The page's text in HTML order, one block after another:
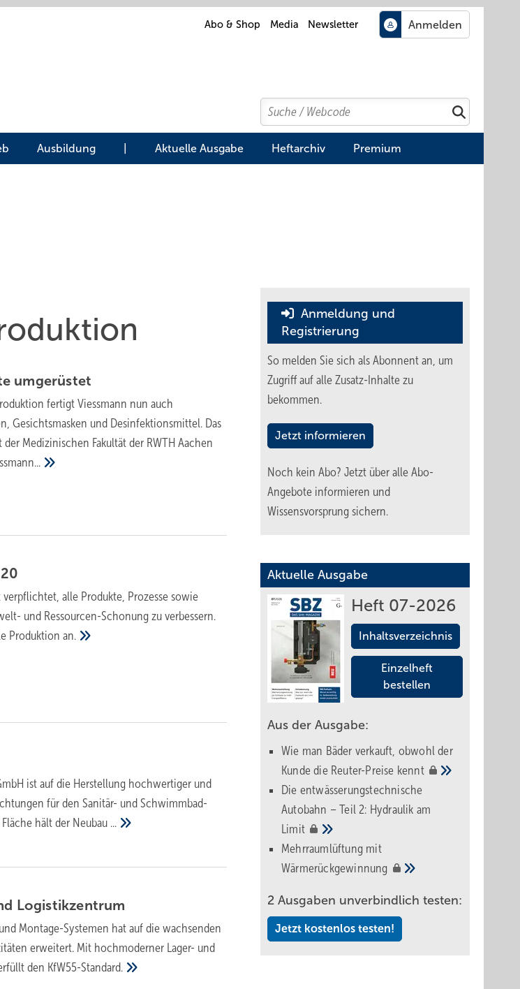
Abo & Shop Media Newsletter
Search
Suchen
Ausbildung Aktuelle Ausgabe Heftarchiv Premium
umgerüstet
fertigt Viessmann nun auch
Gesichtsmasken und Desinfektionsmittel. Das
Medizinischen Fakultät der RWTH Aachen
alle Produkte, Prozesse sowie
und Ressourcen-Schonung zu verbessern.
Produktionan.
ist auf die Herstellung hochwertiger und
für den Sanitär- und Schwimmbad-
hält der Neubau ...
Logistikzentrum
Montage-Systemen hat auf die wachsenden
erweitert. Mit hochmoderner Lager- und
den KfW55-Standard.
Anmeldung und
Registrierung
So melden Sie sich als Abonnent an, um
Zugriff auf alle Zusatz-Inhalte zu
bekommen.
Jetzt informieren
Noch kein Abo? Jetzt über alle Abo-
Angebote informieren und
Wissensvorsprung sichern.
Aktuelle Ausgabe
Heft 07-2026
Inhaltsverzeichnis
Einzelheft
bestellen
Aus der Ausgabe:
Wie man Bäder verkauft, obwohl der
Kunde die Reuter-Preise kennt
Die entwässerungstechnische
Autobahn – Teil 2: Hydraulik am
Limit
Mehrraumlüftung mit
Wärmerückgewinnung
2 Ausgaben unverbindlich testen:
Jetzt kostenlos testen!